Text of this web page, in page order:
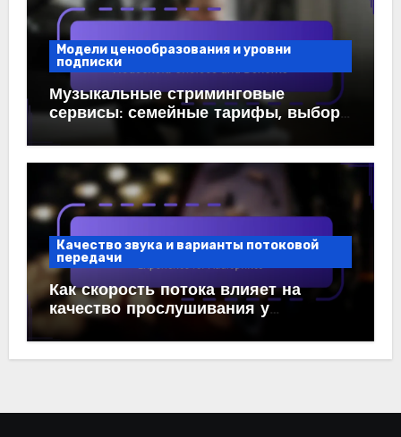
Модели ценообразования и уровни
подписки
Музыкальные стриминговые
сервисы: семейные тарифы, выбор
Качество звука и варианты потоковой
передачи
Как скорость потока влияет на
качество прослушивания у